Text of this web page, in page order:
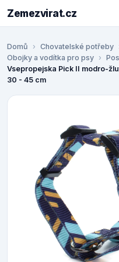
Zemezvirat.cz
Domů Chovatelské potřeby
Obojky a vodítka pro psy
Vsepropejska Pick II modro-
30 - 45 cm